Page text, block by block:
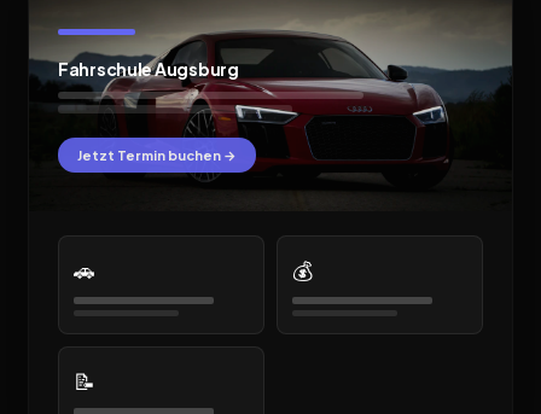
Fahrschule Augsburg
Jetzt Termin buchen →
🚗 💰
📝